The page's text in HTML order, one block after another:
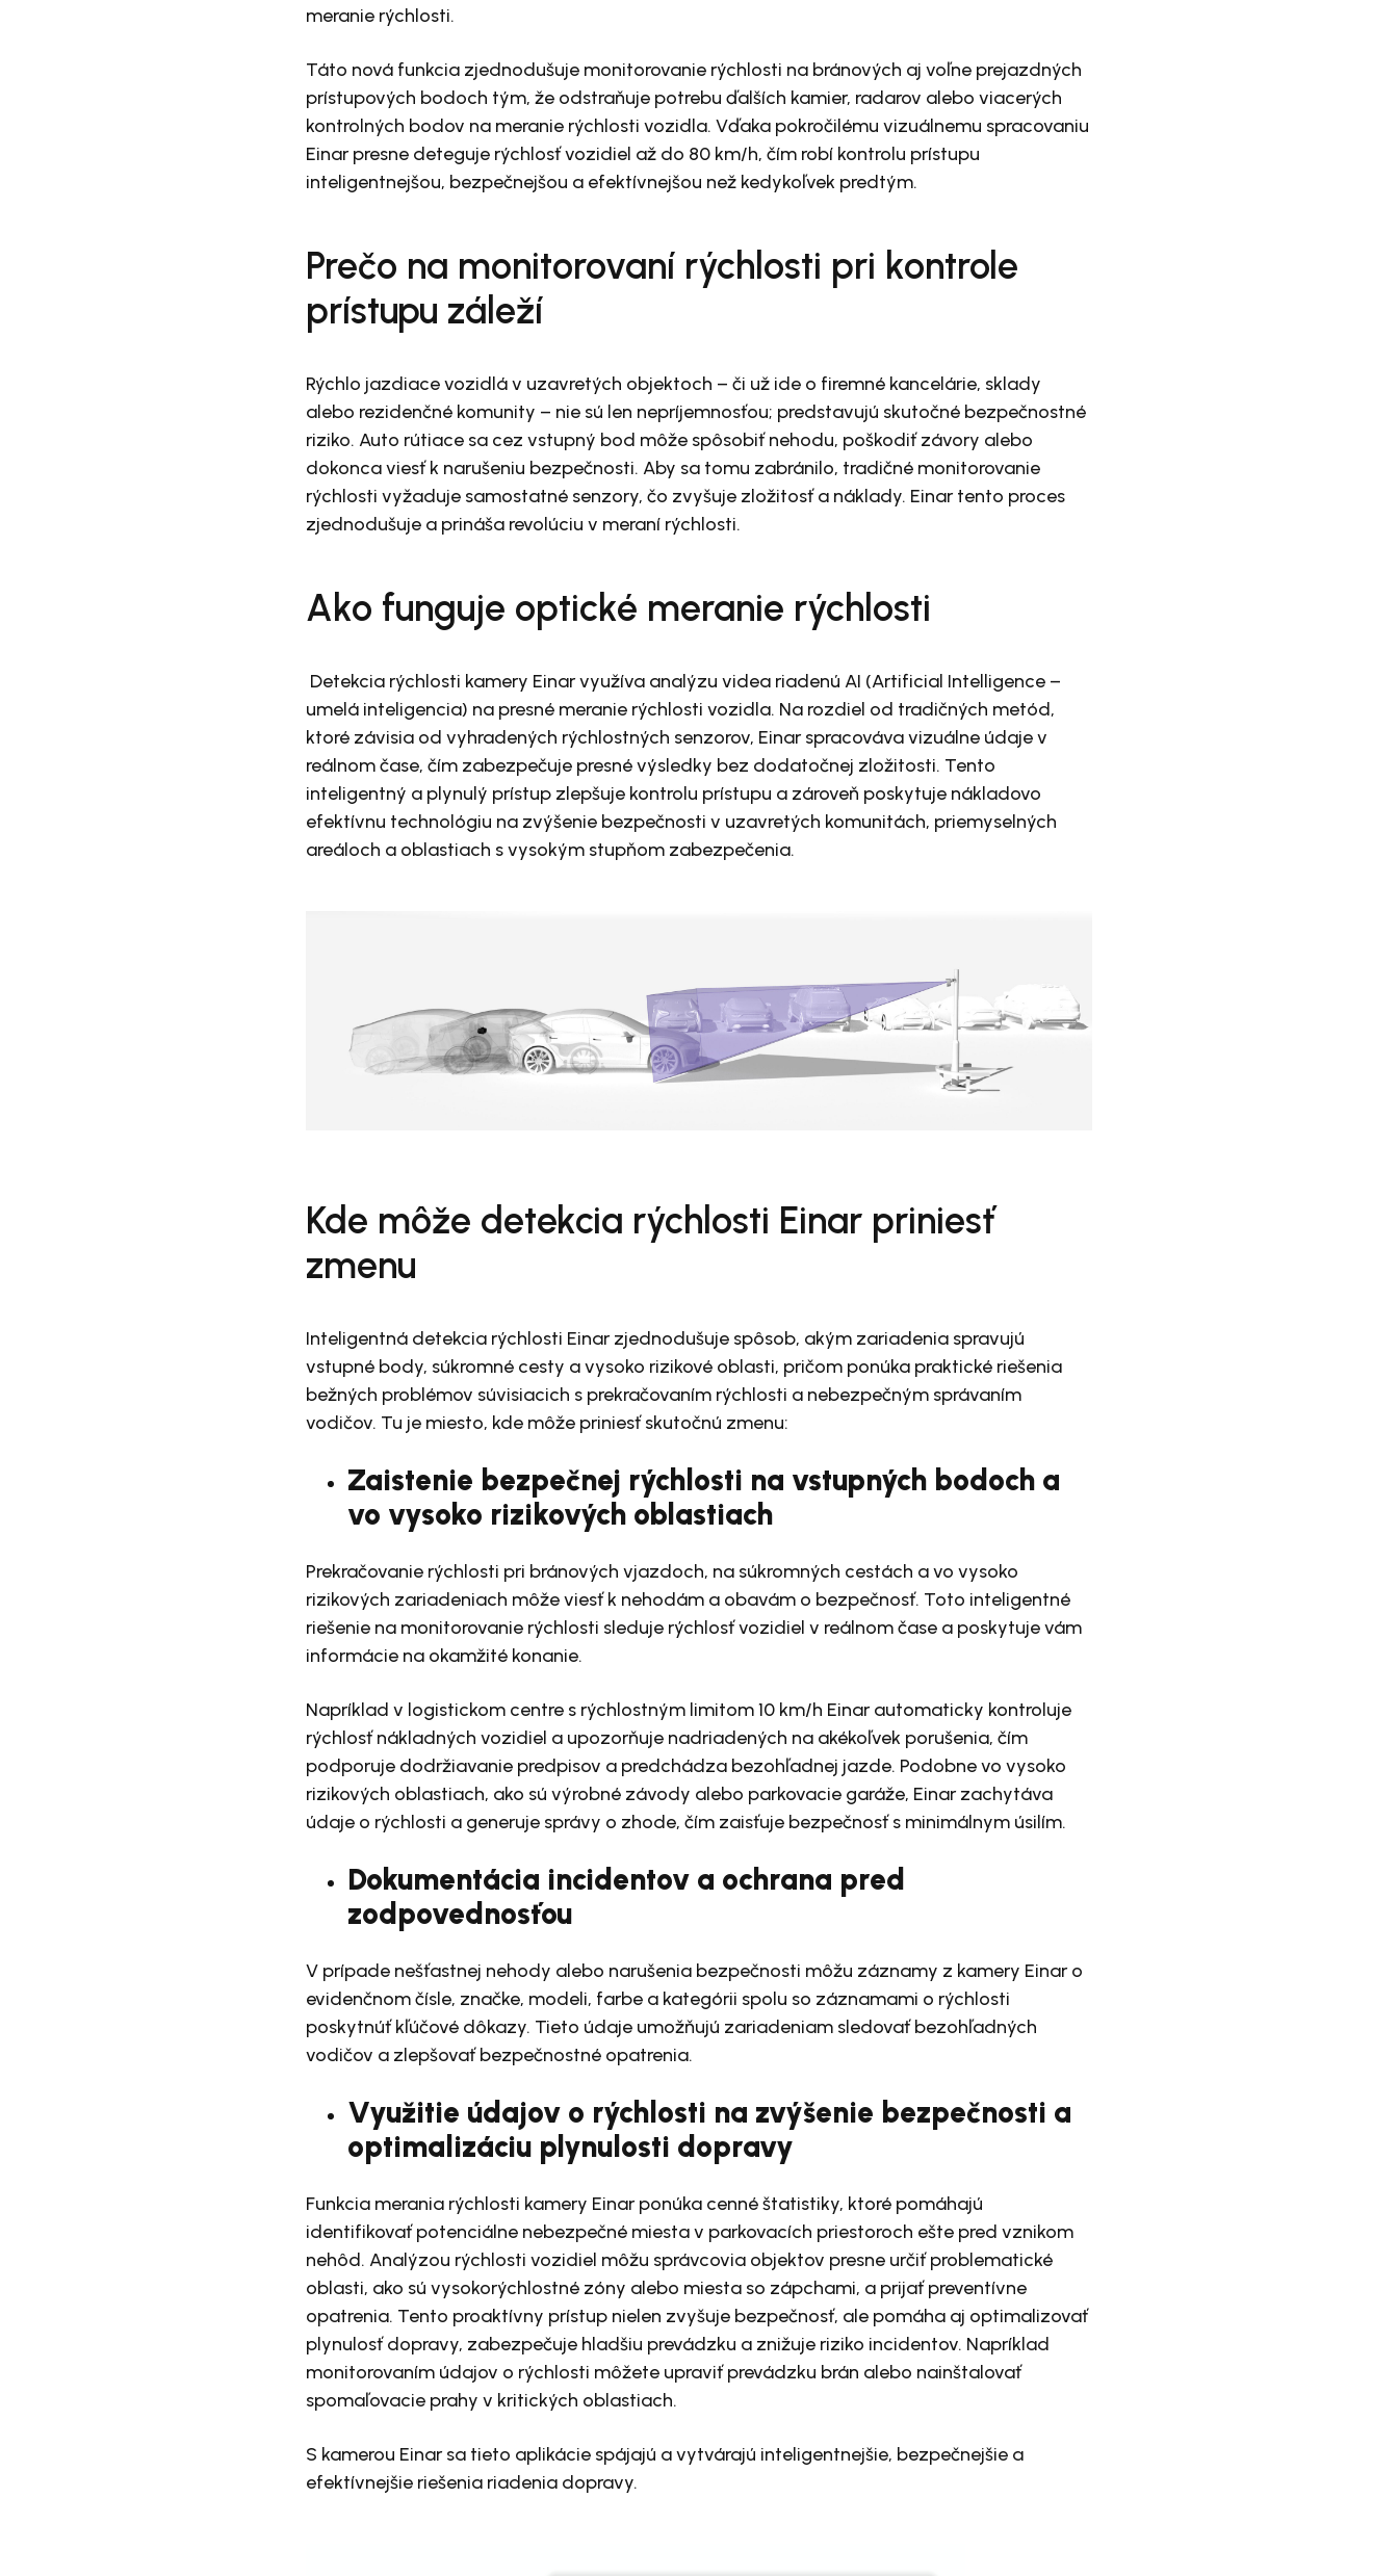
meranie rýchlosti.
Táto nová funkcia zjednodušuje monitorovanie rýchlosti na bránových aj voľne prejazdných
prístupových bodoch tým, že odstraňuje potrebu ďalších kamier, radarov alebo viacerých
kontrolných bodov na meranie rýchlosti vozidla. Vďaka pokročilému vizuálnemu spracovaniu
Einar presne deteguje rýchlosť vozidiel až do 80 km/h, čím robí kontrolu prístupu
inteligentnejšou, bezpečnejšou a efektívnejšou než kedykoľvek predtým.
Prečo na monitorovaní rýchlosti pri kontrole
prístupu záleží
Rýchlo jazdiace vozidlá v uzavretých objektoch – či už ide o firemné kancelárie, sklady
alebo rezidenčné komunity – nie sú len nepríjemnosťou; predstavujú skutočné bezpečnostné
riziko. Auto rútiace sa cez vstupný bod môže spôsobiť nehodu, poškodiť závory alebo
dokonca viesť k narušeniu bezpečnosti. Aby sa tomu zabránilo, tradičné monitorovanie
rýchlosti vyžaduje samostatné senzory, čo zvyšuje zložitosť a náklady. Einar tento proces
zjednodušuje a prináša revolúciu v meraní rýchlosti.
Ako funguje optické meranie rýchlosti
Detekcia rýchlosti kamery Einar využíva analýzu videa riadenú AI (Artificial Intelligence –
umelá inteligencia) na presné meranie rýchlosti vozidla. Na rozdiel od tradičných metód,
ktoré závisia od vyhradených rýchlostných senzorov, Einar spracováva vizuálne údaje v
reálnom čase, čím zabezpečuje presné výsledky bez dodatočnej zložitosti. Tento
inteligentný a plynulý prístup zlepšuje kontrolu prístupu a zároveň poskytuje nákladovo
efektívnu technológiu na zvýšenie bezpečnosti v uzavretých komunitách, priemyselných
areáloch a oblastiach s vysokým stupňom zabezpečenia.
Kde môže detekcia rýchlosti Einar priniesť
zmenu
Inteligentná detekcia rýchlosti Einar zjednodušuje spôsob, akým zariadenia spravujú
vstupné body, súkromné cesty a vysoko rizikové oblasti, pričom ponúka praktické riešenia
bežných problémov súvisiacich s prekračovaním rýchlosti a nebezpečným správaním
vodičov. Tu je miesto, kde môže priniesť skutočnú zmenu:
Zaistenie bezpečnej rýchlosti na vstupných bodoch a
vo vysoko rizikových oblastiach
Prekračovanie rýchlosti pri bránových vjazdoch, na súkromných cestách a vo vysoko
rizikových zariadeniach môže viesť k nehodám a obavám o bezpečnosť. Toto inteligentné
riešenie na monitorovanie rýchlosti sleduje rýchlosť vozidiel v reálnom čase a poskytuje vám
informácie na okamžité konanie.
Napríklad v logistickom centre s rýchlostným limitom 10 km/h Einar automaticky kontroluje
rýchlosť nákladných vozidiel a upozorňuje nadriadených na akékoľvek porušenia, čím
podporuje dodržiavanie predpisov a predchádza bezohľadnej jazde. Podobne vo vysoko
rizikových oblastiach, ako sú výrobné závody alebo parkovacie garáže, Einar zachytáva
údaje o rýchlosti a generuje správy o zhode, čím zaisťuje bezpečnosť s minimálnym úsilím.
Dokumentácia incidentov a ochrana pred
zodpovednosťou
V prípade nešťastnej nehody alebo narušenia bezpečnosti môžu záznamy z kamery Einar o
evidenčnom čísle, značke, modeli, farbe a kategórii spolu so záznamami o rýchlosti
poskytnúť kľúčové dôkazy. Tieto údaje umožňujú zariadeniam sledovať bezohľadných
vodičov a zlepšovať bezpečnostné opatrenia.
Využitie údajov o rýchlosti na zvýšenie bezpečnosti a
optimalizáciu plynulosti dopravy
Funkcia merania rýchlosti kamery Einar ponúka cenné štatistiky, ktoré pomáhajú
identifikovať potenciálne nebezpečné miesta v parkovacích priestoroch ešte pred vznikom
nehôd. Analýzou rýchlosti vozidiel môžu správcovia objektov presne určiť problematické
oblasti, ako sú vysokorýchlostné zóny alebo miesta so zápchami, a prijať preventívne
opatrenia. Tento proaktívny prístup nielen zvyšuje bezpečnosť, ale pomáha aj optimalizovať
plynulosť dopravy, zabezpečuje hladšiu prevádzku a znižuje riziko incidentov. Napríklad
monitorovaním údajov o rýchlosti môžete upraviť prevádzku brán alebo nainštalovať
spomaľovacie prahy v kritických oblastiach.
S kamerou Einar sa tieto aplikácie spájajú a vytvárajú inteligentnejšie, bezpečnejšie a
efektívnejšie riešenia riadenia dopravy.